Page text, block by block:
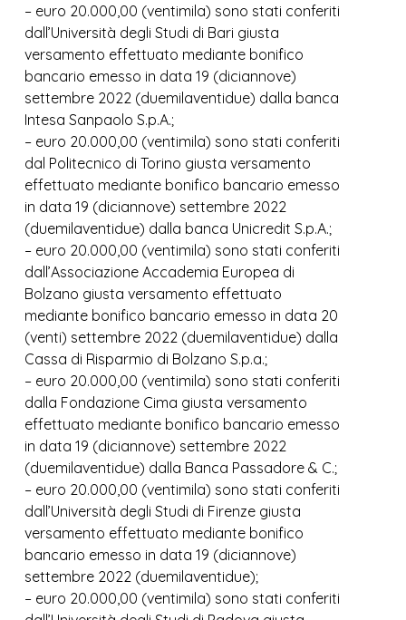
– euro 20.000,00 (ventimila) sono stati conferiti
dall’Università degli Studi di Bari giusta
versamento effettuato mediante bonifico
bancario emesso in data 19 (diciannove)
settembre 2022 (duemilaventidue) dalla banca
Intesa Sanpaolo S.p.A.;
– euro 20.000,00 (ventimila) sono stati conferiti
dal Politecnico di Torino giusta versamento
effettuato mediante bonifico bancario emesso
in data 19 (diciannove) settembre 2022
(duemilaventidue) dalla banca Unicredit S.p.A.;
– euro 20.000,00 (ventimila) sono stati conferiti
dall’Associazione Accademia Europea di
Bolzano giusta versamento effettuato
mediante bonifico bancario emesso in data 20
(venti) settembre 2022 (duemilaventidue) dalla
Cassa di Risparmio di Bolzano S.p.a.;
– euro 20.000,00 (ventimila) sono stati conferiti
dalla Fondazione Cima giusta versamento
effettuato mediante bonifico bancario emesso
in data 19 (diciannove) settembre 2022
(duemilaventidue) dalla Banca Passadore & C.;
– euro 20.000,00 (ventimila) sono stati conferiti
dall’Università degli Studi di Firenze giusta
versamento effettuato mediante bonifico
bancario emesso in data 19 (diciannove)
settembre 2022 (duemilaventidue);
– euro 20.000,00 (ventimila) sono stati conferiti